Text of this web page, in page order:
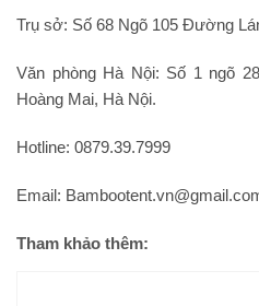
Trụ sở: Số 68 Ngõ 105 Đường
Văn phòng Hà Nội: Số 1 ngõ
Hoàng Mai, Hà Nội.
Hotline: 0879.39.7999
Email:
Tham khảo thêm: